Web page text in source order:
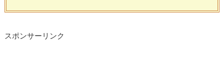
スポンサーリンク